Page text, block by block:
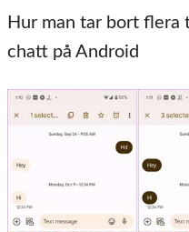
Hur man tar bort flera
chatt på Android